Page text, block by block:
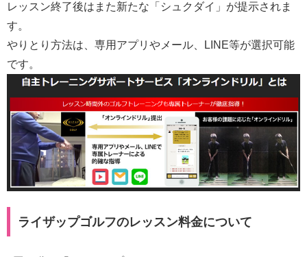
レッスン終了後はまた新たな「シュクダイ」が提示されま
す。
やりとり方法は、専用アプリやメール、LINE等が選択可能
です。
ライザップゴルフのレッスン料金について